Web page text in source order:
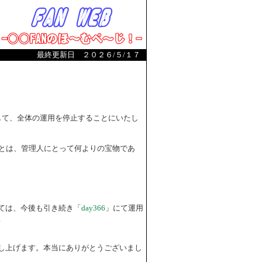
最終更新日 ２０２６/５/１７
、全体の運用を停止することにいたし
は、管理人にとって何よりの宝物であ
は、今後も引き続き「 day366 」にて運用
げます。本当にありがとうございまし